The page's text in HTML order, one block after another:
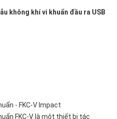
không khí vi khuẩn đầu ra USB
- FKC-V Impact
FKC-V là một thiết bị tác